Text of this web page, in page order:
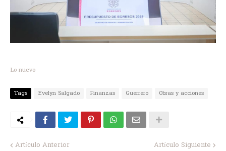
Lo nuevo
Tags Evelyn Salgado Finanzas Guerrero Obras y acciones
Artículo Anterior Artículo Siguiente